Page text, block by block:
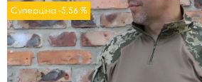
Суперціна -5.56 %